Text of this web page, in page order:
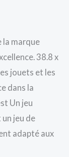
la marque
38.8 x
jouets et les
dans la
Un jeu
un jeu de
adapté aux